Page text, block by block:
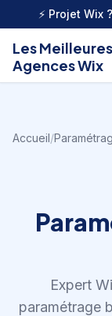
Aller au contenu
⚡ Projet
Les Meilleures
Agences Wix
Accueil/
Expert
paramétrage